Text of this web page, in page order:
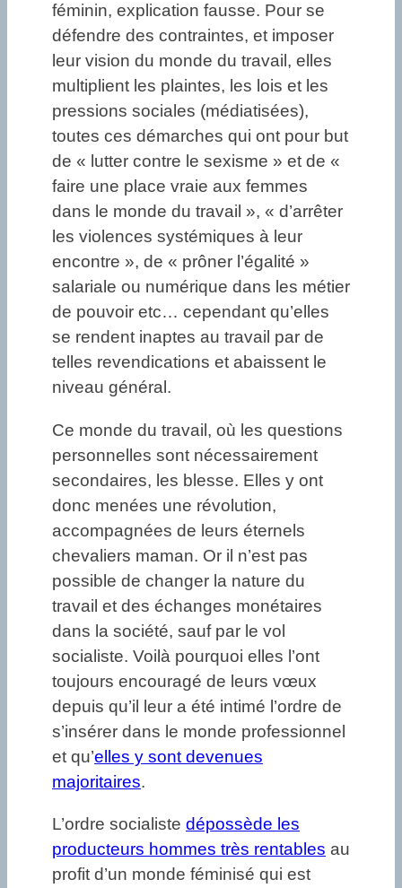
féminin, explication fausse. Pour se
défendre des contraintes, et imposer
leur vision du monde du travail, elles
multiplient les plaintes, les lois et les
pressions sociales (médiatisées),
toutes ces démarches qui ont pour but
de « lutter contre le sexisme » et de «
faire une place vraie aux femmes
dans le monde du travail », « d’arrêter
les violences systémiques à leur
encontre », de « prôner l’égalité »
salariale ou numérique dans les métier
de pouvoir etc… cependant qu’elles
se rendent inaptes au travail par de
telles revendications et abaissent le
niveau général.
Ce monde du travail, où les questions
personnelles sont nécessairement
secondaires, les blesse. Elles y ont
donc menées une révolution,
accompagnées de leurs éternels
chevaliers maman. Or il n’est pas
possible de changer la nature du
travail et des échanges monétaires
dans la société, sauf par le vol
socialiste. Voilà pourquoi elles l’ont
toujours encouragé de leurs vœux
depuis qu’il leur a été intimé l’ordre de
s’insérer dans le monde professionnel
et qu’elles y sont devenues
majoritaires.
L’ordre socialiste dépossède les
producteurs hommes très rentables au
profit d’un monde féminisé qui est